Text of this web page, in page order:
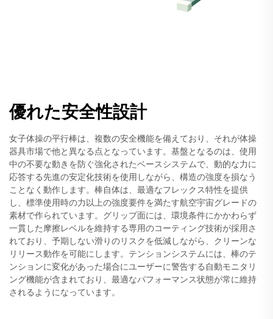
優れた安全性設計
女子体操の平行棒は、複数の安全機能を備えており、それが体操
器具市場で他と異なる点となっています。基盤となるのは、使用
中の不要な動きを防ぐ強化されたベースシステムで、動的な力に
応答する先進の安定化技術を使用しながら、構造の強度を損なう
ことなく動作します。棒自体は、最適なフレックス特性を提供
し、標準使用時の力以上の強度要件を満たす航空宇宙グレードの
素材で作られています。グリップ面には、環境条件にかかわらず
一貫した摩擦レベルを維持する専用のコーティング技術が採用さ
れており、予期しない滑りのリスクを低減しながら、クリーンな
リリース動作を可能にします。テンションシステムには、棒のテ
ンションに変化があった場合にユーザーに警告する自動モニタリ
ング機能が含まれており、最適なパフォーマンス状態が常に維持
されるようになっています。